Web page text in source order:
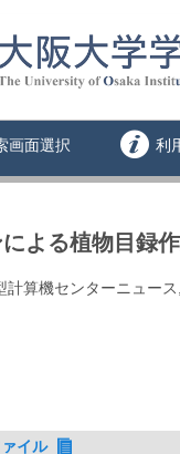
画面選択 利
よる植物目録
計算機センターニュー
イル